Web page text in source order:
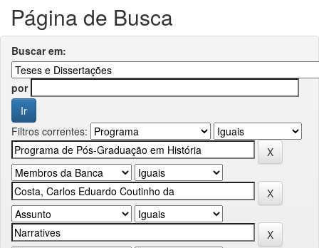
Página de Busca
Buscar em:
por
Filtros correntes: